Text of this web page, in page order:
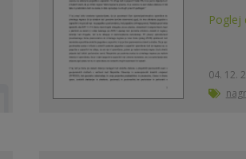
Poglej
04. 12.